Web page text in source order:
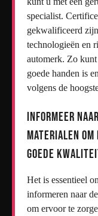
specialist.
gekwalificeerd
technologieën en
automerk. Zo
goede handen is
volgens de
Informeer
materialen
goede
Het is essentieel
informeren naar
om ervoor te